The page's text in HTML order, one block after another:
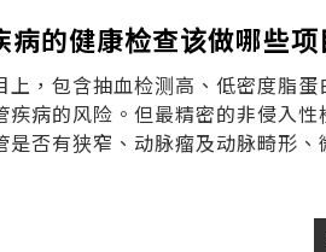
病的健康检查该做哪些项
上，包含抽血检测高、低密度脂
疾病的风险。但最精密的非侵入性
是否有狭窄、动脉瘤及动脉畸形